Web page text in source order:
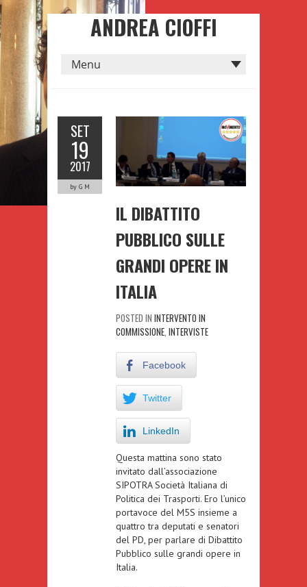
ANDREA CIOFFI
SET
19
2017
by G M
IL DIBATTITO
PUBBLICO SULLE
GRANDI OPERE IN
ITALIA
POSTED IN INTERVENTO IN
COMMISSIONE INTERVISTE
Facebook
Twitter
LinkedIn
Questa mattina sono stato
invitato dall’associazione
SIPOTRA Società Italiana di
Politica dei Trasporti. Ero l’unico
portavoce del M5S insieme a
quattro tra deputati e senatori
del PD, per parlare di Dibattito
Pubblico sulle grandi opere in
Italia.